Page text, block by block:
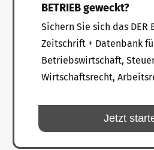
BETRIEB geweckt?
Sichern Sie sich das DER
Zeitschrift + Datenbank
Betriebswirtschaft,
Wirtschaftsrecht,
Jetzt